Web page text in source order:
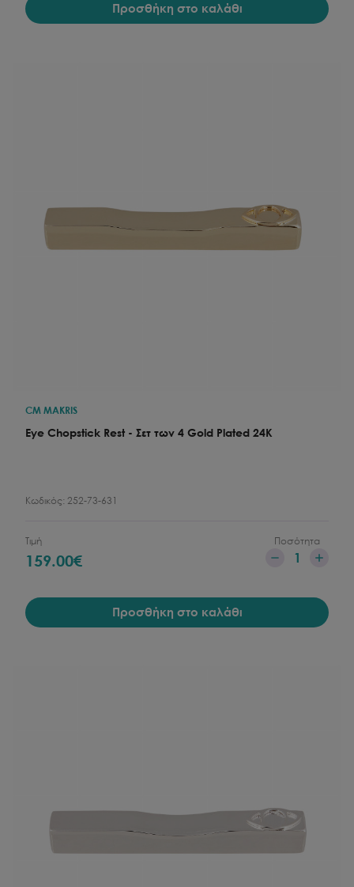
Προσθήκη στο καλάθι
CM MAKRIS
Eye Chopstick Rest - Σετ των 4 Gold Plated 24K
Κωδικός: 252-73-631
Τιμή
159.00€
Ποσότητα
1
Προσθήκη στο καλάθι